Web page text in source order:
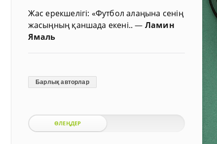
Жас ерекшелігі: «Футбол алаңына сенің
жасыңның қаншада екені..— Ламин
Ямаль
Барлық авторлар
ӨЛЕҢДЕР